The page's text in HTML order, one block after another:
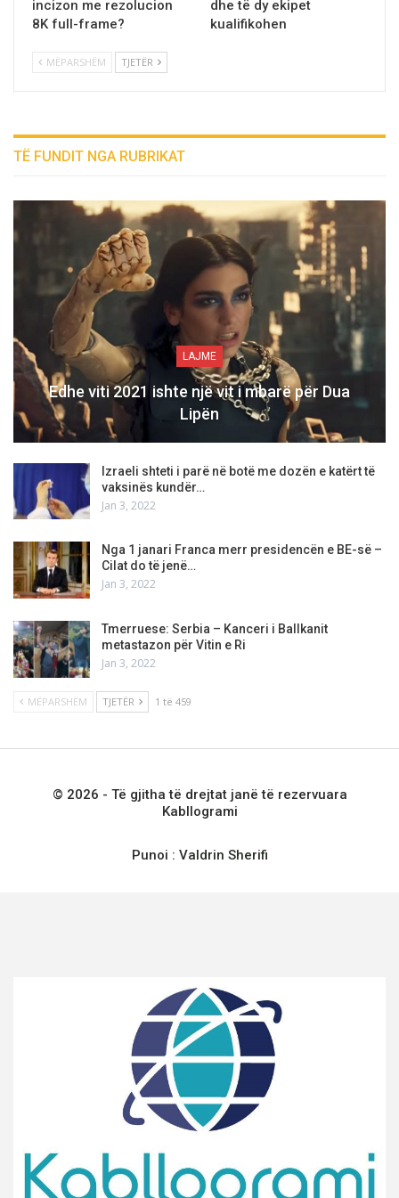
incizon me rezolucion
8K full-frame?
dhe tё dy ekipet
kualifikohen
MËPARSHËM TJETËR
TË FUNDIT NGA RUBRIKAT
LAJME
Edhe viti 2021 ishte një vit i mbarë për Dua
Lipën
Izraeli shteti i parë në botë me dozën e katërt të
vaksinës kundër…
Jan 3, 2022
Nga 1 janari Franca merr presidencën e BE-së –
Cilat do të jenë…
Jan 3, 2022
Tmerruese: Serbia – Kanceri i Ballkanit
metastazon për Vitin e Ri
Jan 3, 2022
MËPARSHËM TJETËR 1 të 459
© 2026 - Të gjitha të drejtat janë të rezervuara
Kabllogrami
Punoi : Valdrin Sherifi